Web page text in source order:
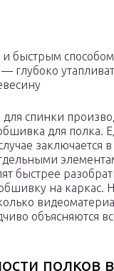
быстрым
— глубоко
спинки
для полка.
заключается
быстрее
на каркас.
объясняются
полков